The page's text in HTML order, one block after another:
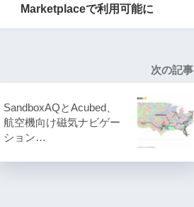
Marketplaceで利用可能に
次の記事
SandboxAQとAcubed、
航空機向け磁気ナビゲー
ション…